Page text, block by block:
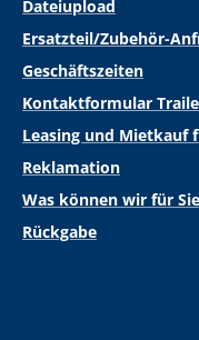
Dateiupload
Ersatzteil/Zubehör-
Geschäftszeiten
Kontaktformular
Leasing und Mietkauf
Reklamation
Was können wir für
Rückgabe